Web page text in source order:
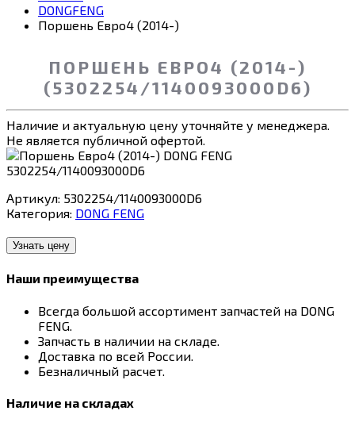
DONGFENG
Поршень Евро4 (2014-)
ПОРШЕНЬ ЕВРО4 (2014-)
(5302254/1140093000D6)
Наличие и актуальную цену уточняйте у менеджера.
Не является публичной офертой.
Артикул: 5302254/1140093000D6
Категория: DONG FENG
Узнать цену
Наши преимущества
Всегда большой ассортимент запчастей на DONG
FENG.
Запчасть в наличии на складе.
Доставка по всей России.
Безналичный расчет.
Наличие на складах